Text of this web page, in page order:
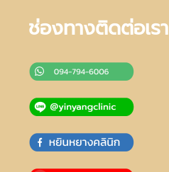
ช่องทางติดต่อเรา